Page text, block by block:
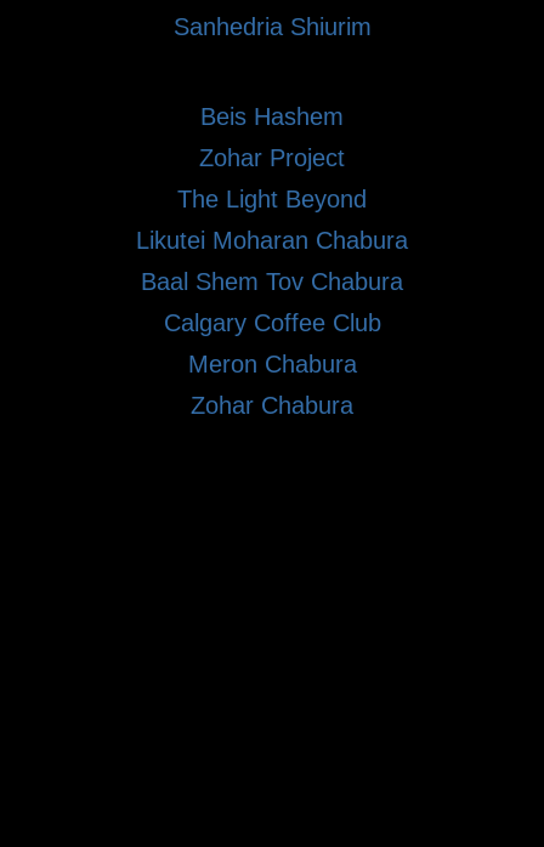
Sanhedria Shiurim
Beis Hashem
Zohar Project
The Light Beyond
Likutei Moharan Chabura
Baal Shem Tov Chabura
Calgary Coffee Club
Meron Chabura
Zohar Chabura